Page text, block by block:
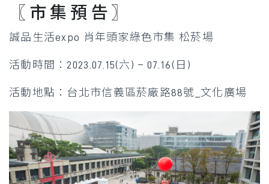
〖 市 集 預 告 〗
誠品生活expo 肖年頭家綠色市集 松菸場
活動時間：2023.07.15(六 ) – 07.16(日)​
活動地點：台北市信義區菸廠路88號_文化廣場